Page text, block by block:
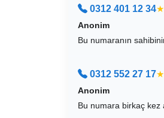
0312 401 12 34★
Anonim
Bu numaranın
0312 552 27 17★
Anonim
Bu numara birkaç kez